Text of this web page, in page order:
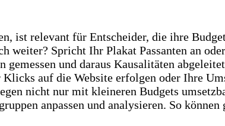
ist relevant für Entscheider, die ihre
weiter? Spricht Ihr Plakat Passanten an
und daraus Kausalitäten
auf die Website erfolgen oder Ihre
nicht nur mit kleineren Budgets
anpassen und analysieren. So